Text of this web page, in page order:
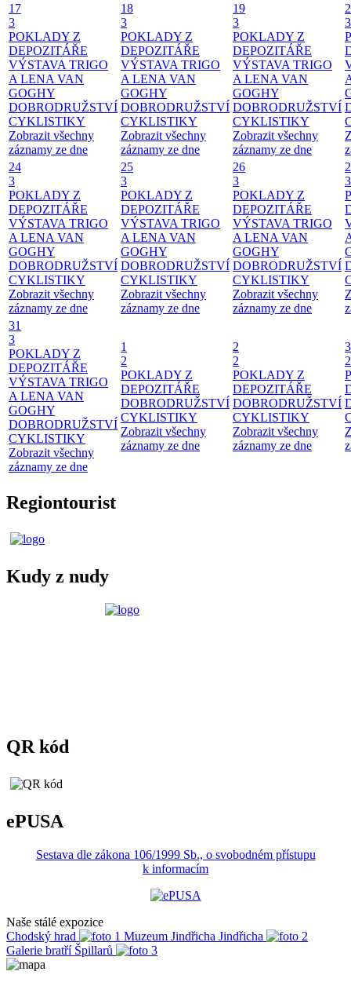
17
3
POKLADY Z
DEPOZITÁŘE
VÝSTAVA TRIGO
A LENA VAN
GOGHY
DOBRODRUŽSTVÍ
CYKLISTIKY
Zobrazit všechny
záznamy ze dne
18
3
POKLADY Z
DEPOZITÁŘE
VÝSTAVA TRIGO
A LENA VAN
GOGHY
DOBRODRUŽSTVÍ
CYKLISTIKY
Zobrazit všechny
záznamy ze dne
19
3
POKLADY Z
DEPOZITÁŘE
VÝSTAVA TRIGO
A LENA VAN
GOGHY
DOBRODRUŽSTVÍ
CYKLISTIKY
Zobrazit všechny
záznamy ze dne
3
24
3
POKLADY Z
DEPOZITÁŘE
VÝSTAVA TRIGO
A LENA VAN
GOGHY
DOBRODRUŽSTVÍ
CYKLISTIKY
Zobrazit všechny
záznamy ze dne
25
3
POKLADY Z
DEPOZITÁŘE
VÝSTAVA TRIGO
A LENA VAN
GOGHY
DOBRODRUŽSTVÍ
CYKLISTIKY
Zobrazit všechny
záznamy ze dne
26
3
POKLADY Z
DEPOZITÁŘE
VÝSTAVA TRIGO
A LENA VAN
GOGHY
DOBRODRUŽSTVÍ
CYKLISTIKY
Zobrazit všechny
záznamy ze dne
3
31
3
POKLADY Z
DEPOZITÁŘE
VÝSTAVA TRIGO
A LENA VAN
GOGHY
DOBRODRUŽSTVÍ
CYKLISTIKY
Zobrazit všechny
záznamy ze dne
1
2
POKLADY Z
DEPOZITÁŘE
DOBRODRUŽSTVÍ
CYKLISTIKY
Zobrazit všechny
záznamy ze dne
2
2
POKLADY Z
DEPOZITÁŘE
DOBRODRUŽSTVÍ
CYKLISTIKY
Zobrazit všechny
záznamy ze dne
3
2
Regiontourist
Kudy z nudy
QR kód
ePUSA
Sestava dle zákona 106/1999 Sb., o svobodném přístupu
k informacím
Naše stálé expozice
Chodský hrad
Muzeum Jindřicha Jindřicha
Galerie bratří Špillarů